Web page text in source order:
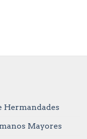
Hermandades
Mayores